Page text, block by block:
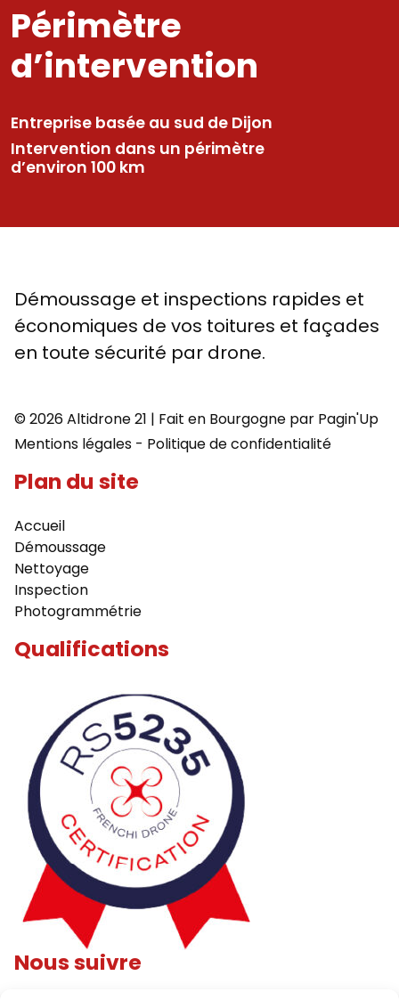
Périmètre
d’intervention
Entreprise basée au sud de Dijon
Intervention dans un périmètre
d’environ 100 km
Démoussage et inspections rapides et
économiques de vos toitures et façades
en toute sécurité par drone.
© 2026 Altidrone 21 | Fait en Bourgogne par Pagin'Up
Mentions légales - Politique de confidentialité
Plan du site
Accueil
Démoussage
Nettoyage
Inspection
Photogrammétrie
Qualifications
Nous suivre